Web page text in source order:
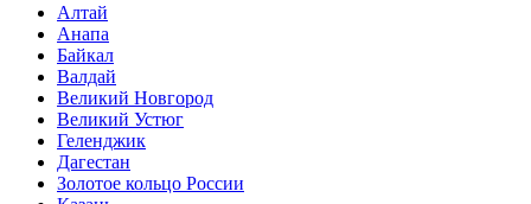
Алтай
Анапа
Байкал
Валдай
Великий Новгород
Великий Устюг
Геленджик
Дагестан
Золотое кольцо России